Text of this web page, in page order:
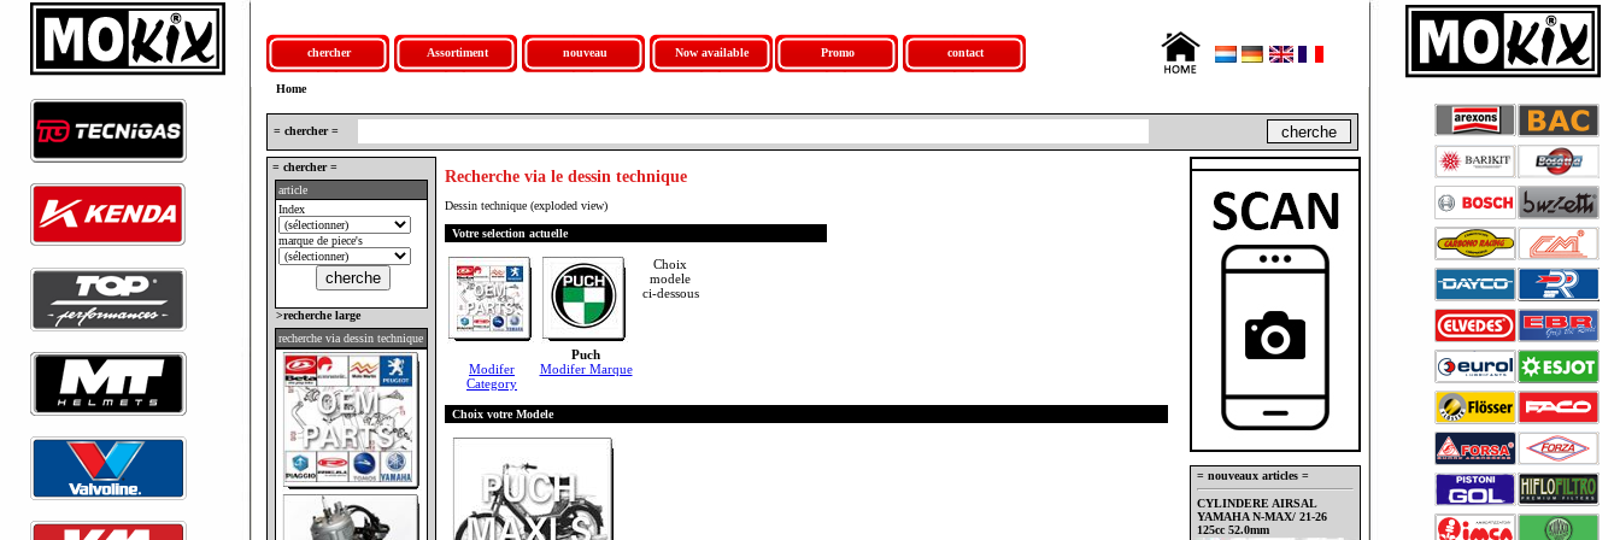
chercher Assortiment nouveau Now available Promo contact
Home
= chercher =
= chercher =
article
Index
marque de piece's
>recherche large
recherche via dessin technique
Recherche via le dessin technique
Dessin technique (exploded view)
Votre selection actuelle
Modifer
Category
Puch
Modifer Marque
Choix
modele
ci-dessous
Choix votre Modele
= nouveaux articles =
CYLINDERE AIRSAL
YAMAHA N-MAX/ 21-26
125cc 52.0mm